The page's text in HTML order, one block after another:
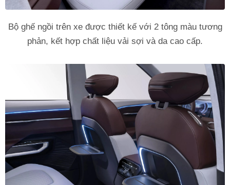
Bộ ghế ngồi trên xe được thiết kế với 2 tông màu tương
phản, kết hợp chất liệu vải sợi và da cao cấp.